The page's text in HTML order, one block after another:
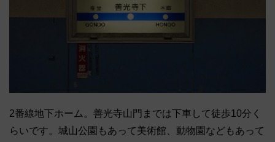
2番線地下ホーム。善光寺山門までは下車して徒歩10分く
らいです。城山公園もあって美術館、動物園などもあって